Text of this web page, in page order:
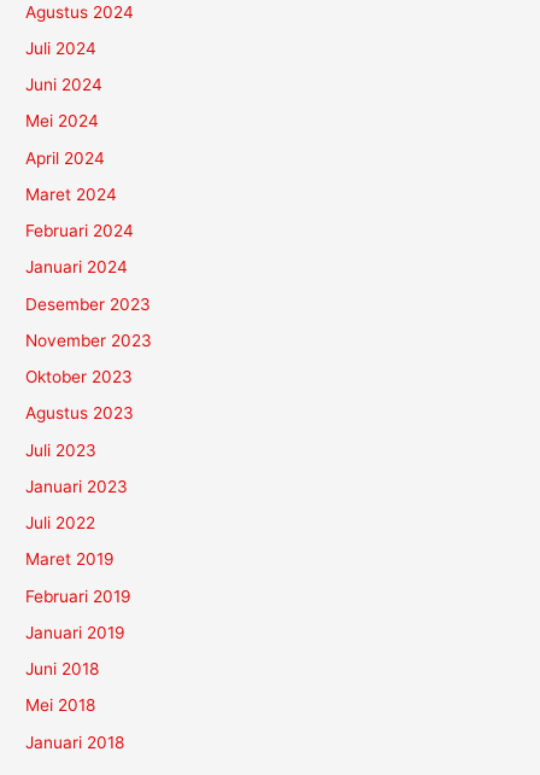
Agustus 2024
Juli 2024
Juni 2024
Mei 2024
April 2024
Maret 2024
Februari 2024
Januari 2024
Desember 2023
November 2023
Oktober 2023
Agustus 2023
Juli 2023
Januari 2023
Juli 2022
Maret 2019
Februari 2019
Januari 2019
Juni 2018
Mei 2018
Januari 2018